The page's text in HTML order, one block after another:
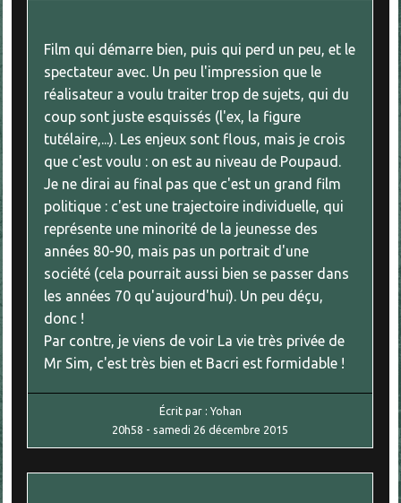
Film qui démarre bien, puis qui perd un peu, et le
spectateur avec. Un peu l'impression que le
réalisateur a voulu traiter trop de sujets, qui du
coup sont juste esquissés (l'ex, la figure
tutélaire,...). Les enjeux sont flous, mais je crois
que c'est voulu : on est au niveau de Poupaud.
Je ne dirai au final pas que c'est un grand film
politique : c'est une trajectoire individuelle, qui
représente une minorité de la jeunesse des
années 80-90, mais pas un portrait d'une
société (cela pourrait aussi bien se passer dans
les années 70 qu'aujourd'hui). Un peu déçu,
donc !
Par contre, je viens de voir La vie très privée de
Mr Sim, c'est très bien et Bacri est formidable !
Écrit par : Yohan
20h58 - samedi 26 décembre 2015